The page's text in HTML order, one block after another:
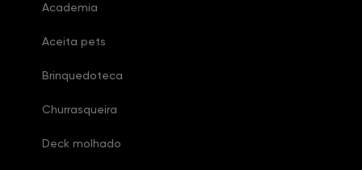
Academia
Aceita pets
Brinquedoteca
Churrasqueira
Deck molhado